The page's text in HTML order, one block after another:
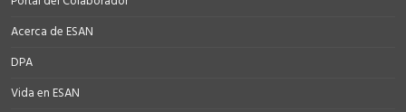
Acerca de ESAN
DPA
Vida en ESAN